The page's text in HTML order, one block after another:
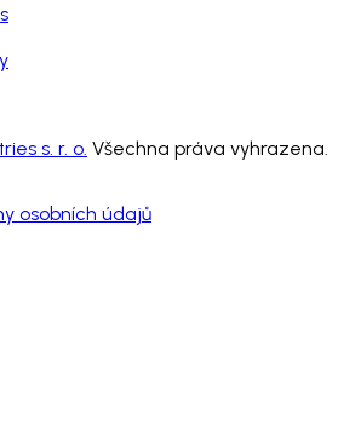
s. r. o. Všechna práva vyhrazena.
osobních údajů